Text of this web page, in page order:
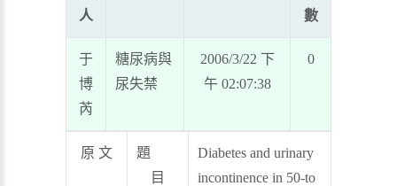
人
數
于
博
芮
糖尿病與
尿失禁
2006/3/22 下
午 02:07:38
0
原 文
題
目
Diabetes and urinary
incontinence in 50-to